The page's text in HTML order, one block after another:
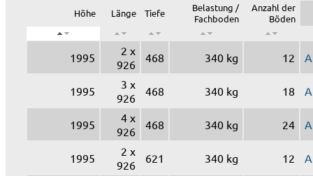
Höhe Länge Tiefe
Belastung /
Fachboden
Anzahl der
Böden
1995
2 x
926
468 340 kg 12
1995
3 x
926
468 340 kg 18
1995
4 x
926
468 340 kg 24
1995
2 x
926
621 340 kg 12